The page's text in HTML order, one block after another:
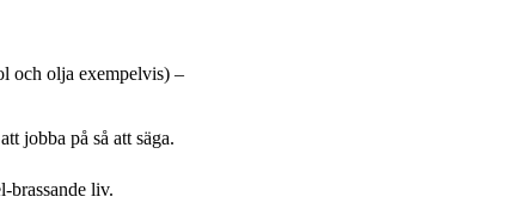
och olja exempelvis) –
jobba på så att säga.
brassande liv.